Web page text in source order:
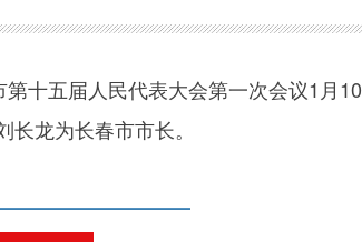
五届人民代表大会第一次会议1月
龙为长春市市长。